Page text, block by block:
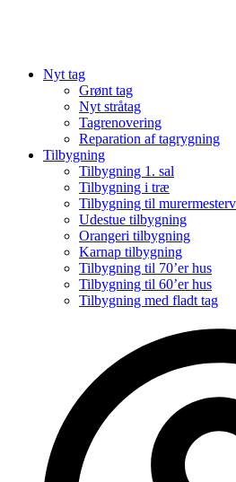
Nyt tag
Grønt tag
Nyt stråtag
Tagrenovering
Reparation af tagrygning
Tilbygning
Tilbygning 1. sal
Tilbygning i træ
Tilbygning til
Udestue tilbygning
Orangeri tilbygning
Karnap tilbygning
Tilbygning til 70’er hus
Tilbygning til 60’er hus
Tilbygning med fladt tag